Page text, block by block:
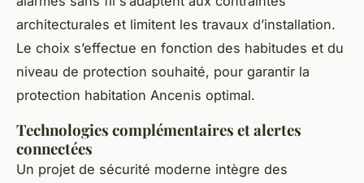
architecturales et limitent les travaux d’installation.
Le choix s’effectue en fonction des habitudes et du
niveau de protection souhaité, pour garantir la
protection habitation Ancenis optimal.
Technologies complémentaires et alertes
connectées
Un projet de sécurité moderne intègre des